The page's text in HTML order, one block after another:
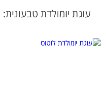
עוגת יומולדת